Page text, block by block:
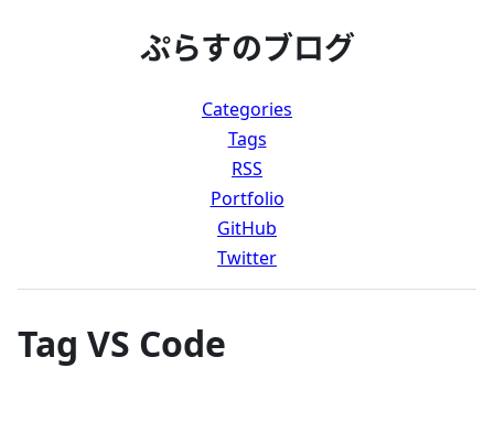
ぷらすのブログ
Categories
Tags
RSS
Portfolio
GitHub
Twitter
Tag VS Code